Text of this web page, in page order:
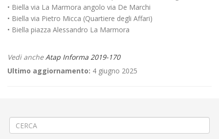
• Biella via La Marmora angolo via De Marchi
• Biella via Pietro Micca (Quartiere degli Affari)
• Biella piazza Alessandro La Marmora
Vedi ancheAtap Informa 2019-170
Ultimo aggiornamento: 4 giugno 2025